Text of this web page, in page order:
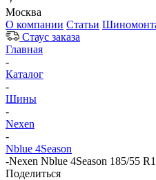
Москва
О компании Статьи
Стаус заказа
Главная
-
Каталог
-
Шины
-
Nexen
-
Nblue 4Season
-Nexen Nblue 4Season 185/55
Поделиться